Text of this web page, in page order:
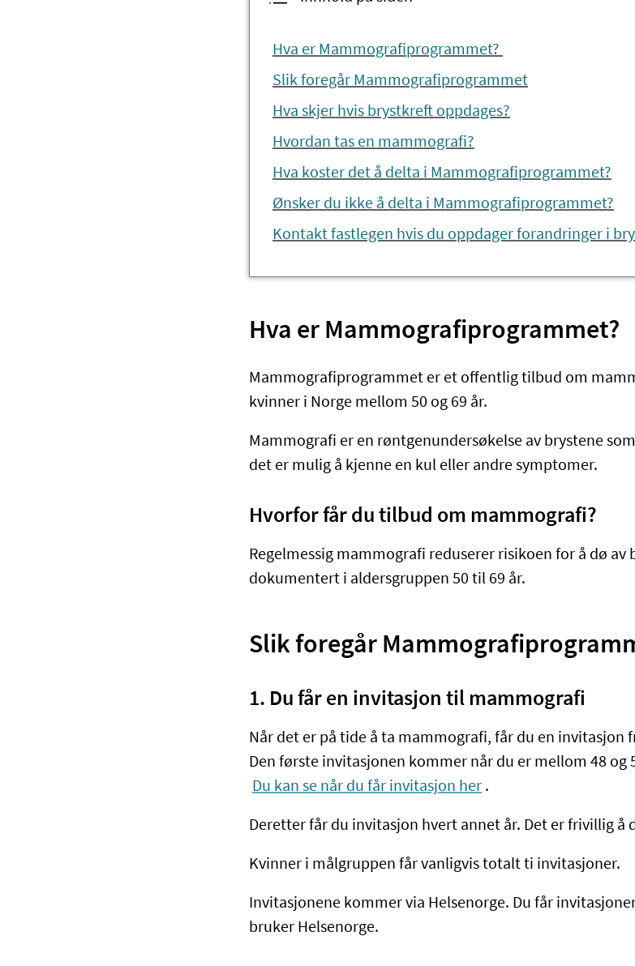
Hva er Mammografiprogrammet?
Slik foregår Mammografiprogrammet
Hva skjer hvis brystkreft oppdages?
Hvordan tas en mammografi?
Hva koster det å delta i Mammografiprogrammet?
Ønsker du ikke å delta i Mammografiprogrammet?
Kontakt fastlegen hvis du oppdager forandringer i
Hva er Mammografiprogrammet?
Mammografiprogrammet er et offentlig tilbud om
kvinner i Norge mellom 50 og 69 år.
Mammografi er en røntgenundersøkelse av brystene
det er mulig å kjenne en kul eller andre symptomer.
Hvorfor får du tilbud om mammografi?
Regelmessig mammografi reduserer risikoen for å dø
dokumentert i aldersgruppen 50 til 69 år.
Slik foregår
1. Du får en invitasjon til mammografi
Når det er på tide å ta mammografi, får du en
Den første invitasjonen kommer når du er mellom 48 og
Du kan se når du får invitasjon her .
Deretter får du invitasjon hvert annet år. Det er frivillig å
Kvinner i målgruppen får vanligvis totalt ti invitasjoner.
Invitasjonene kommer via Helsenorge. Du får
bruker Helsenorge.